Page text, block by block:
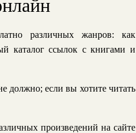
различных жанров: как
каталог ссылок с книгами и
должно; если вы хотите читать
произведений на сайте